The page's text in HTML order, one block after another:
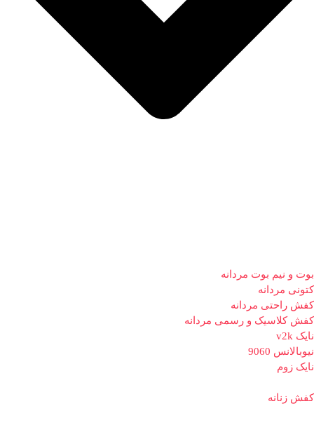
بوت و نیم بوت مردانه
کتونی مردانه
کفش راحتی مردانه
کفش کلاسیک و رسمی مردانه
نایک v2k
نیوبالانس 9060
نایک زوم
کفش زنانه